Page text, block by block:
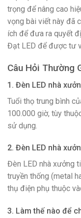
trọng để nâng cao
vọng bài viết này đã
ích để đưa ra quyết
Đạt LED để được tư
Câu Hỏi Thường
1. Đèn LED nhà
Tuổi thọ trung bình
100.000 giờ, tùy
sử dụng.
2. Đèn LED nhà
Đèn LED nhà xưởng
truyền thống (metal
thụ điện phụ thuộc
3. Làm thế nào để